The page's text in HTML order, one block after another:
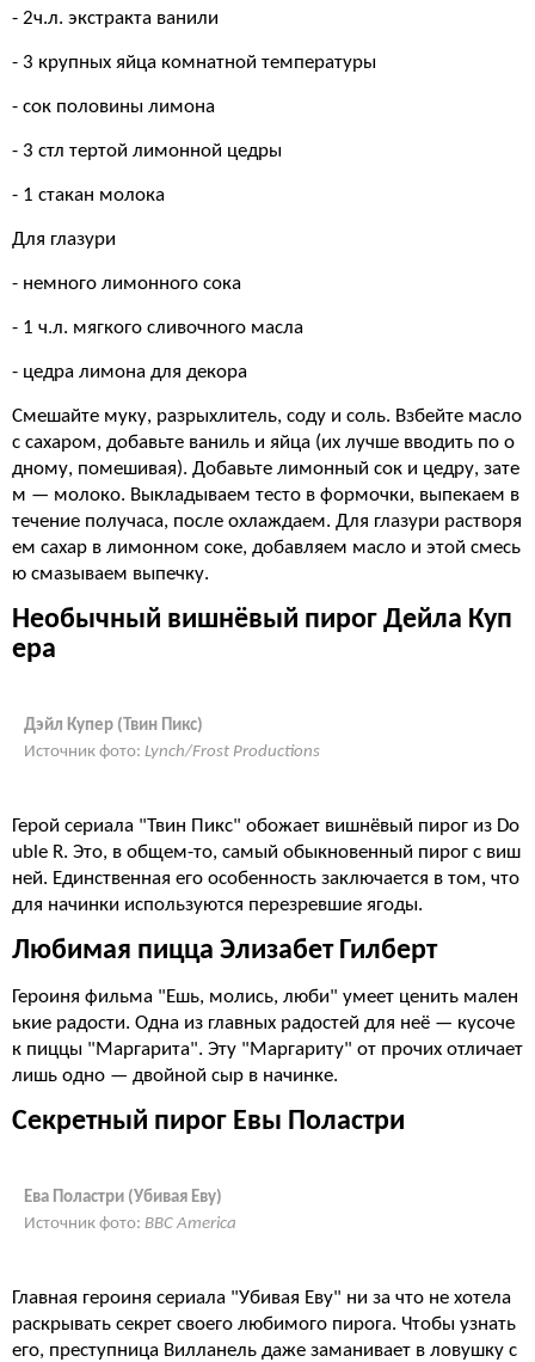
- 2ч.л. экстракта ванили
- 3 крупных яйца комнатной температуры
- сок половины лимона
- 3 стл тертой лимонной цедры
- 1 стакан молока
Для глазури
- немного лимонного сока
- 1 ч.л. мягкого сливочного масла
- цедра лимона для декора
Смешайте муку, разрыхлитель, соду и соль. Взбейте масло
с сахаром, добавьте ваниль и яйца (их лучше вводить по о
дному, помешивая). Добавьте лимонный сок и цедру, зате
м — молоко. Выкладываем тесто в формочки, выпекаем в
течение получаса, после охлаждаем. Для глазури растворя
ем сахар в лимонном соке, добавляем масло и этой смесь
ю смазываем выпечку.
Необычный вишнёвый пирог Дейла Куп
ера
Дэйл Купер (Твин Пикс)
Источник фото: Lynch/Frost Productions
Герой сериала "Твин Пикс" обожает вишнёвый пирог из Do
uble R. Это, в общем-то, самый обыкновенный пирог с виш
ней. Единственная его особенность заключается в том, что
для начинки используются перезревшие ягоды.
Любимая пицца Элизабет Гилберт
Героиня фильма "Ешь, молись, люби" умеет ценить мален
ькие радости. Одна из главных радостей для неё — кусоче
к пиццы "Маргарита". Эту "Маргариту" от прочих отличает
лишь одно — двойной сыр в начинке.
Секретный пирог Евы Поластри
Ева Поластри (Убивая Еву)
Источник фото: BBC America
Главная героиня сериала "Убивая Еву" ни за что не хотела
раскрывать секрет своего любимого пирога. Чтобы узнать
его, преступница Вилланель даже заманивает в ловушку с